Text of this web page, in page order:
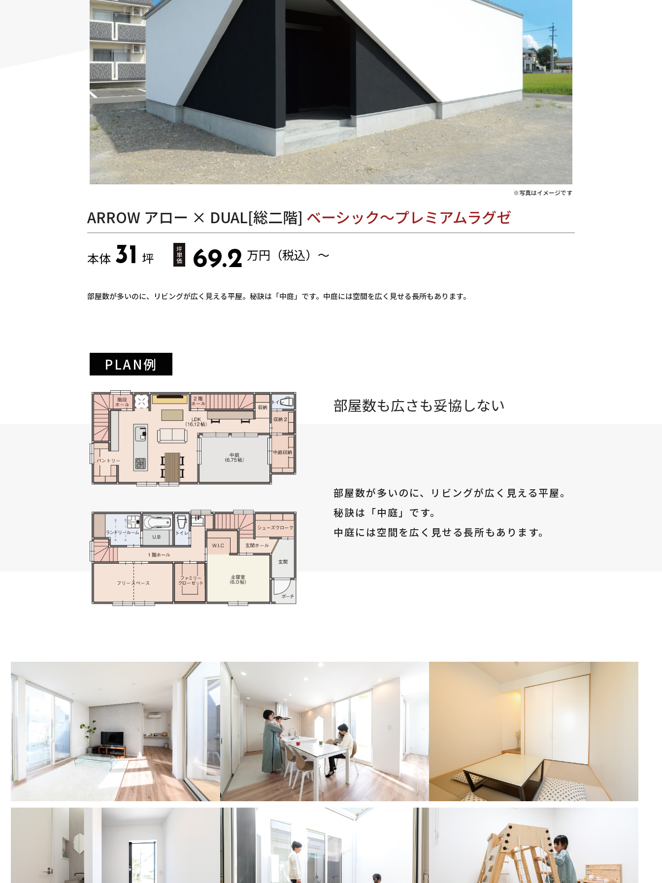
※写真はイメージです
ARROW アロー × DUAL[総二階] ベーシック～プレミアムラグゼ
本体 31 坪
坪
単
価 69.2 万円（税込）～
部屋数が多いのに、リビングが広く見える平屋。秘訣は「中庭」です。中庭には空間を広く見せる長所もあります。
PLAN例
部屋数も広さも妥協しない
部屋数が多いのに、リビングが広く見える平屋。
秘訣は「中庭」です。
中庭には空間を広く見せる長所もあります。